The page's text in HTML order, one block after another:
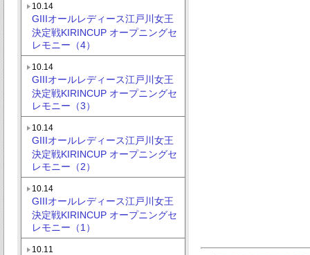
10.14
GIIIオールレディース江戸川女王
決定戦KIRINCUP オープニングセ
レモニー（4）
10.14
GIIIオールレディース江戸川女王
決定戦KIRINCUP オープニングセ
レモニー（3）
10.14
GIIIオールレディース江戸川女王
決定戦KIRINCUP オープニングセ
レモニー（2）
10.14
GIIIオールレディース江戸川女王
決定戦KIRINCUP オープニングセ
レモニー（1）
10.11